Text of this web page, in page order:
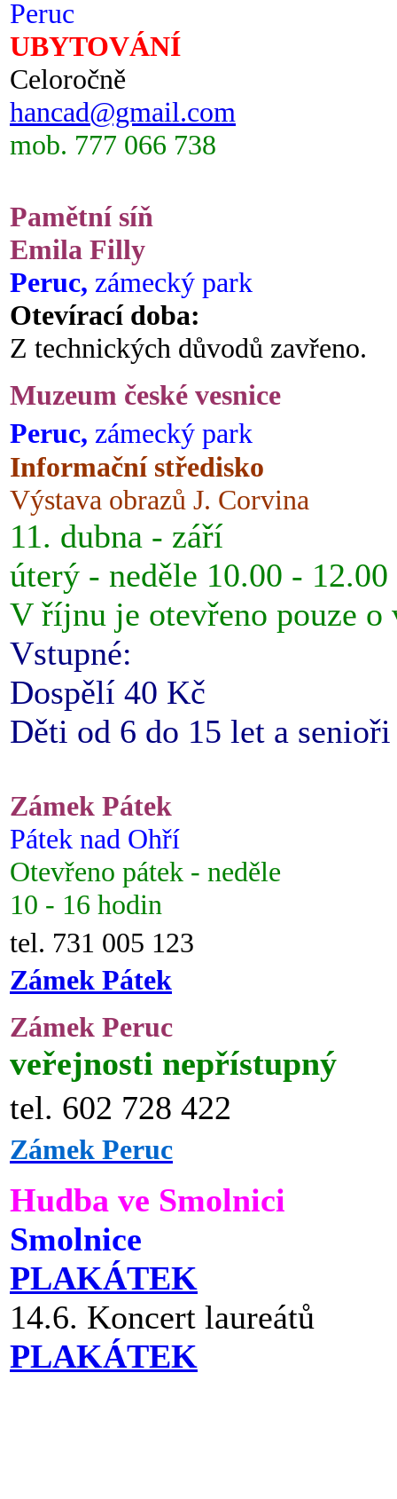
Peruc
UBYTOVÁNÍ
Celoročně
hancad@gmail.com
mob. 777 066 738
Pamětní síň
Emila Filly
Peruc, zámecký park
Otevírací doba:
Z technických důvodů zavřeno.
Muzeum české vesnice
Peruc, zámecký park
Informační středisko
Výstava obrazů J. Corvina
11. dubna - září
úterý - neděle 10.00 -
V říjnu je otevřeno pouze o
Vstupné:
Dospělí 40 Kč
Děti od 6 do 15 let a
Zámek Pátek
Pátek nad Ohří
Otevřeno pátek - neděle
10 - 16 hodin
tel. 731 005 123
Zámek Pátek
Zámek Peruc
veřejnosti nepřístupný
tel. 602 728 422
Zámek Peruc
Hudba ve Smolnici
Smolnice
PLAKÁTEK
14.6. Koncert laureátů
PLAKÁTEK